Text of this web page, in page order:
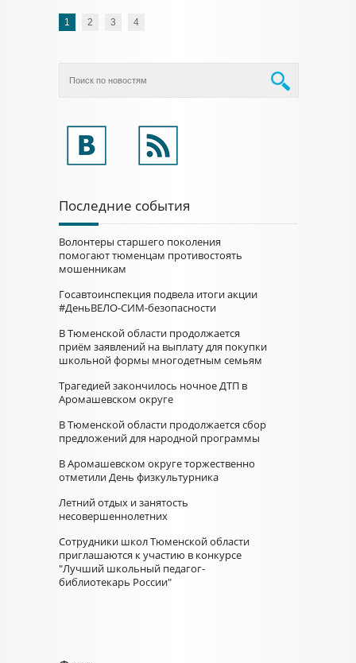
1 2 3 4
Последние события
Волонтеры старшего поколения
помогают тюменцам противостоять
мошенникам
Госавтоинспекция подвела итоги акции
#ДеньВЕЛО-СИМ-безопасности
В Тюменской области продолжается
приём заявлений на выплату для покупки
школьной формы многодетным семьям
Трагедией закончилось ночное ДТП в
Аромашевском округе
В Тюменской области продолжается сбор
предложений для народной программы
В Аромашевском округе торжественно
отметили День физкультурника
Летний отдых и занятость
несовершеннолетних
Сотрудники школ Тюменской области
приглашаются к участию в конкурсе
"Лучший школьный педагог-
библиотекарь России"